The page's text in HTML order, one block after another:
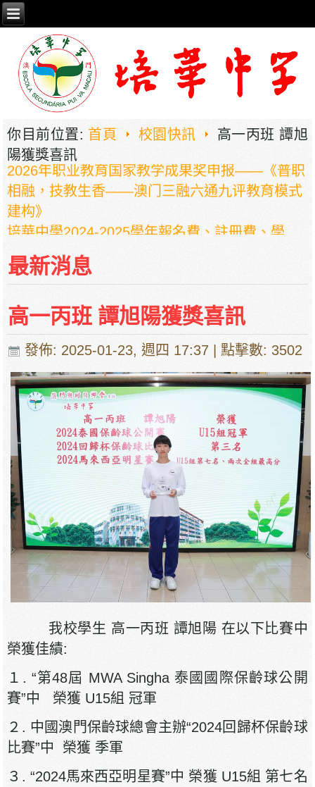
你目前位置: 首頁 校園快訊
高一丙班 譚旭
陽獲獎喜訊
2026年职业教育国家教学成果奖申报——《普职
相融，技教生香——澳门三融六通九评教育模式
建构》
培華中學2024-2025學年報名費、註冊費、學
項目
培華中學收費項目一覽表
停課通知
最新消息
高一丙班 譚旭陽獲獎喜訊
發佈: 2025-01-23, 週四 17:37 | 點擊數: 3502
我校學生 高一丙班 譚旭陽 在以下比賽中
榮獲佳績:
１. “第48屆 MWA Singha 泰國國際保齡球公開
賽”中 榮獲 U15組 冠軍
２. 中國澳門保齡球總會主辦“2024回歸杯保齡球
比賽”中 榮獲 季軍
３. “2024馬來西亞明星賽”中 榮獲 U15組 第七名